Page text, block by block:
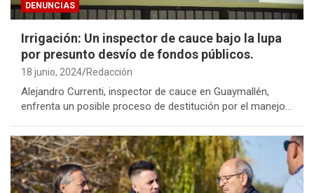
DENUNCIAS
Irrigación: Un inspector de cauce bajo la lupa
por presunto desvío de fondos públicos.
18 junio, 2024 Redacción
Alejandro Currenti, inspector de cauce en Guaymallén,
enfrenta un posible proceso de destitución por el manejo…